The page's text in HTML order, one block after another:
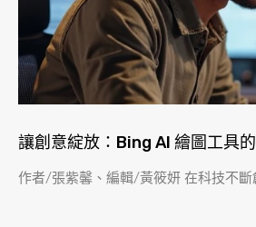
讓創意綻放：Bing AI 繪圖工具
作者/張紫馨、編輯/黃筱妍 在科技不斷